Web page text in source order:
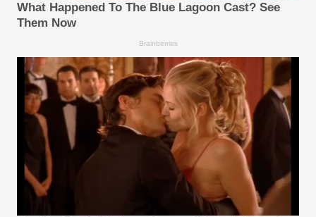
What Happened To The Blue Lagoon Cast? See
Them Now
Brainberries